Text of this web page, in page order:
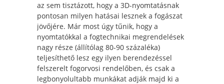
az sem tisztázott, hogy a 3D-nyomtatásnak
pontosan milyen hatásai lesznek a fogászat
jövőjére. Már most úgy tűnik, hogy a
nyomtatókkal a fogtechnikai megrendelések
nagy része (állítólag 80-90 százaléka)
teljesíthető lesz egy ilyen berendezéssel
felszerelt fogorvosi rendelőben, és csak a
legbonyolultabb munkákat adják majd ki a